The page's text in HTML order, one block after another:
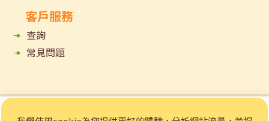
客戶服務
查詢
常見問題
© 2023 招商局「e賃務」樂齡科技租賃網站 版權所有